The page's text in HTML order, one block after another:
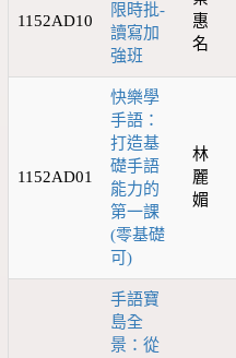
1152AD10
限時批-
讀寫加
強班
惠
名
1152AD01
快樂學
手語：
打造基
礎手語
能力的
第一課
(零基礎
可)
林
麗
媚
手語寶
島全
景：從